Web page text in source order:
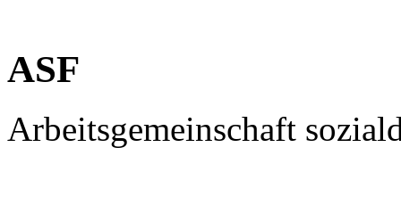
ASF
Arbeitsgemeinschaft